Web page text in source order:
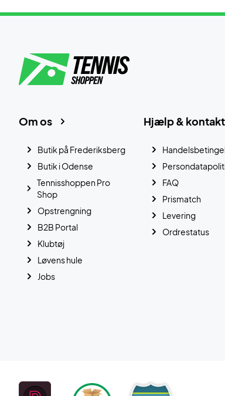
Hjælp & kontakt
FAQ
Prismatch
Levering
Ordrestatus
Om os
Butik på Frederiksberg
Butik i Odense
Tennisshoppen Pro
Shop
Opstrengning
B2B Portal
Klubtøj
Løvens hule
Jobs